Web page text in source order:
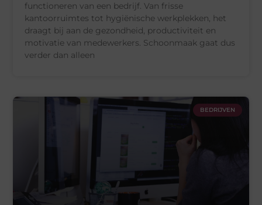
functioneren van een bedrijf. Van frisse
kantoorruimtes tot hygiënische werkplekken, het
draagt bij aan de gezondheid, productiviteit en
motivatie van medewerkers. Schoonmaak gaat dus
verder dan alleen
BEDRIJVEN